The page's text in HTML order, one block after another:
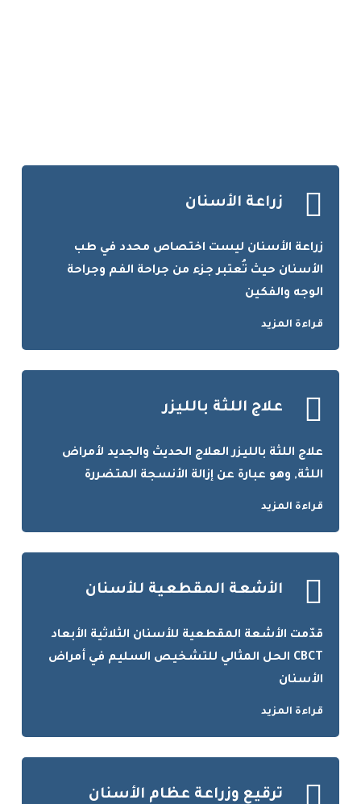
زراعة الأسنان
زراعة الأسنان ليست اختصاص محدد في طب
الأسنان حيث تُعتبر جزء من جراحة الفم وجراحة
الوجه والفكين
قراءة المزيد
علاج اللثة بالليزر
علاج اللثة بالليزر العلاج الحديث والجديد لأمراض
اللثة, وهو عبارة عن إزالة الأنسجة المتضررة
قراءة المزيد
الأشعة المقطعية للأسنان
قدّمت الأشعة المقطعية للأسنان الثلاثية الأبعاد
CBCT الحل المثالي للتشخيص السليم في أمراض
الأسنان
قراءة المزيد
ترقيع وزراعة عظام الأسنان